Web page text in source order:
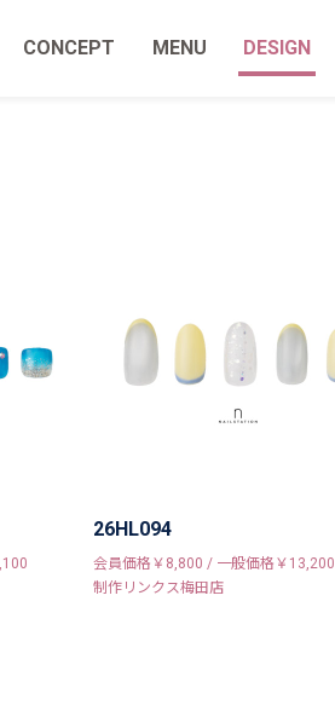
CONCEPT MENU DESIGN
26HL094
会員価格￥8,800 / 一般価格￥13,200
制作リンクス梅田店